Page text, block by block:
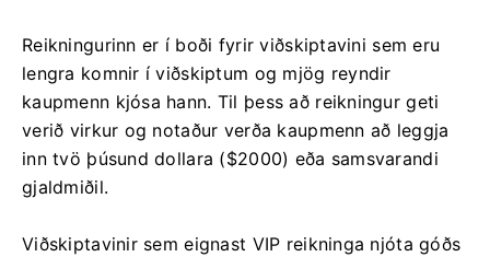
Reikningurinn er í boði fyrir viðskiptavini sem eru
lengra komnir í viðskiptum og mjög reyndir
kaupmenn kjósa hann. Til þess að reikningur geti
verið virkur og notaður verða kaupmenn að leggja
inn tvö þúsund dollara ($2000) eða samsvarandi
gjaldmiðil.
Viðskiptavinir sem eignast VIP reikninga njóta góðs